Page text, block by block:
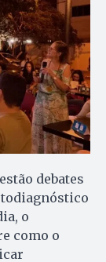
debates
o
como o